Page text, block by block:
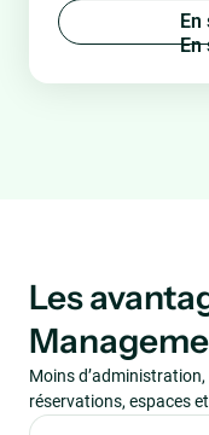
En
Les
Moins
réservations, espaces